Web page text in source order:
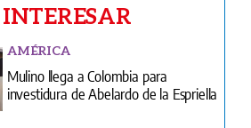
AMÉRICA
Mulino llega a Colombia para
investidura de Abelardo de la Espriella